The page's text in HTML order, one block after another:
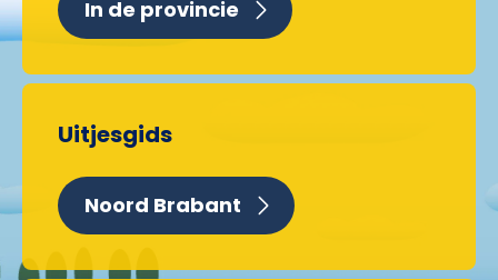
In de provincie
Uitjesgids
Noord Brabant